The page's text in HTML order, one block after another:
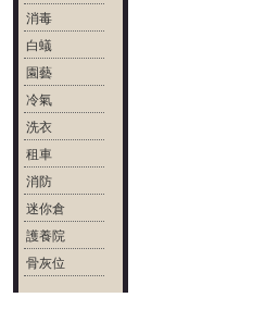
消毒
白蟻
園藝
冷氣
洗衣
租車
消防
迷你倉
護養院
骨灰位